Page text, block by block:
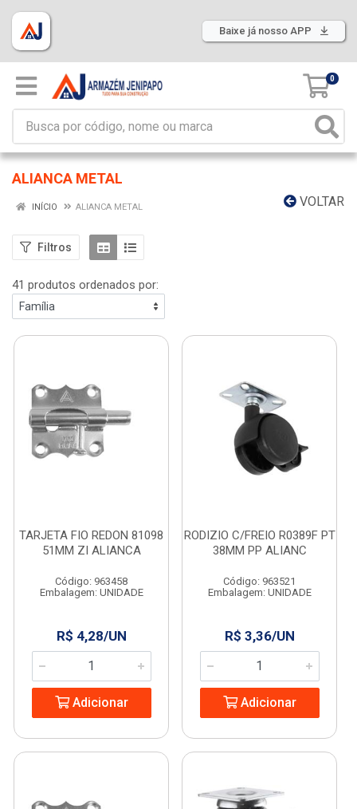
Baixe já nosso APP
0
ALIANCA METAL
VOLTAR
INÍCIO ALIANCA METAL
Filtros
41 produtos ordenados por:
TARJETA FIO REDON 81098
51MM ZI ALIANCA
Código: 963458
Embalagem: UNIDADE
R$ 4,28/UN
Adicionar
RODIZIO C/FREIO R0389F PT
38MM PP ALIANC
Código: 963521
Embalagem: UNIDADE
R$ 3,36/UN
Adicionar